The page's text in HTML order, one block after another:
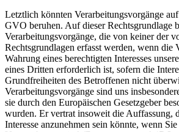
Letztlich könnten Verarbeitungsvorgänge
GVO beruhen. Auf dieser Rechtsgrundlage
Verarbeitungsvorgänge, die von keiner der
Rechtsgrundlagen erfasst werden, wenn die
Wahrung eines berechtigten Interesses
eines Dritten erforderlich ist, sofern die
Grundfreiheiten des Betroffenen nicht
Verarbeitungsvorgänge sind uns
sie durch den Europäischen Gesetzgeber
wurden. Er vertrat insoweit die Auffassung,
Interesse anzunehmen sein könnte, wenn